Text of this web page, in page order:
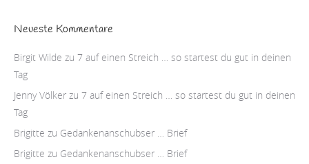
Neueste Kommentare
Birgit Wilde zu 7 auf einen Streich … so startest du gut in deinen
Tag
Jenny Völker zu 7 auf einen Streich … so startest du gut in deinen
Tag
Brigitte zu Gedankenanschubser … Brief
Brigitte zu Gedankenanschubser … Brief